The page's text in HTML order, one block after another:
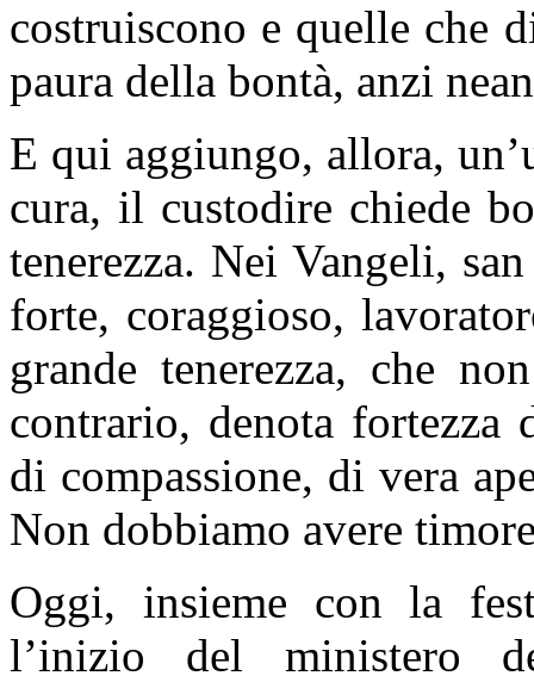
costruiscono e quelle che
paura della bontà, anzi
E qui aggiungo, allora,
cura, il custodire chiede
tenerezza. Nei Vangeli,
forte, coraggioso,
grande tenerezza, che
contrario, denota fortezza
di compassione, di vera
Non dobbiamo avere
Oggi, insieme con la
l’inizio del ministero